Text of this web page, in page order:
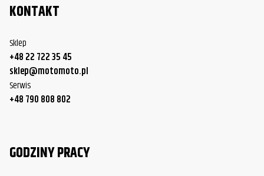
KONTAKT
Sklep
+48 22 722 35 45
sklep@motomoto.pl
Serwis
+48 790 808 802
GODZINY PRACY